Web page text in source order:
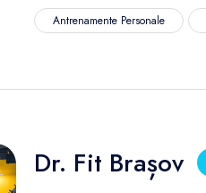
Antrenamente Personale
Dr. Fit Brașov